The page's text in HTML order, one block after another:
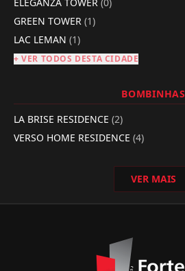
GREEN TOWER (1)
LAC LEMAN (1)
+ VER TODOS DESTA CIDADE
BOMBINHAS
LA BRISE RESIDENCE (2)
VERSO HOME RESIDENCE (4)
VER MAIS